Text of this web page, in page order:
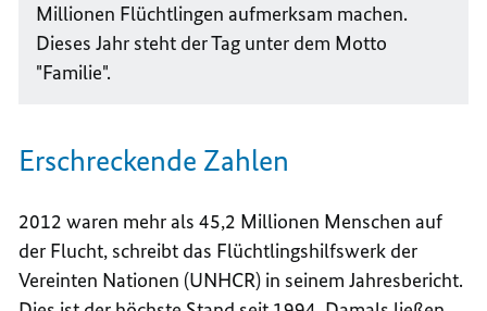
Millionen Flüchtlingen aufmerksam machen.
Dieses Jahr steht der Tag unter dem Motto
"Familie".
Erschreckende Zahlen
2012 waren mehr als 45,2 Millionen Menschen auf
der Flucht, schreibt das Flüchtlingshilfswerk der
Vereinten Nationen (UNHCR) in seinem Jahresbericht.